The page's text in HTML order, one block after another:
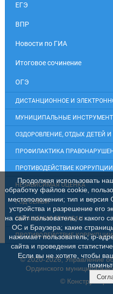
ЕГЭ
ВПР
Новости по ГИА
Итоговое сочинение
ОГЭ
ДИСТАНЦИОННОЕ И
МУНИЦИПАЛЬНЫЕ
ОЗДОРОВЛЕНИЕ, ОТДЫХ ДЕТЕЙ
ПРОФИЛАКТИКА
ПРОТИВОДЕЙСТВИЕ КОРРУПЦИИ
НЕЗАВИСИМАЯ ОЦЕНКА
ГОД СЕМЬИ
ОБРАЩЕНИЯ ГРАЖДАН
ПРОТИВОДЕЙСТВИЕ КОРРУПЦИИ
© 2020-2026, Управление
Ординского
© Конструктор
Продолжая использовать
обработку файлов cookie,
местоположении; тип и версия
устройства и разрешение его
на сайт пользователь; с какого
ОС и Браузера; какие
нажимает пользователь; ip-
сайта и проведения
Если вы не хотите, чтобы